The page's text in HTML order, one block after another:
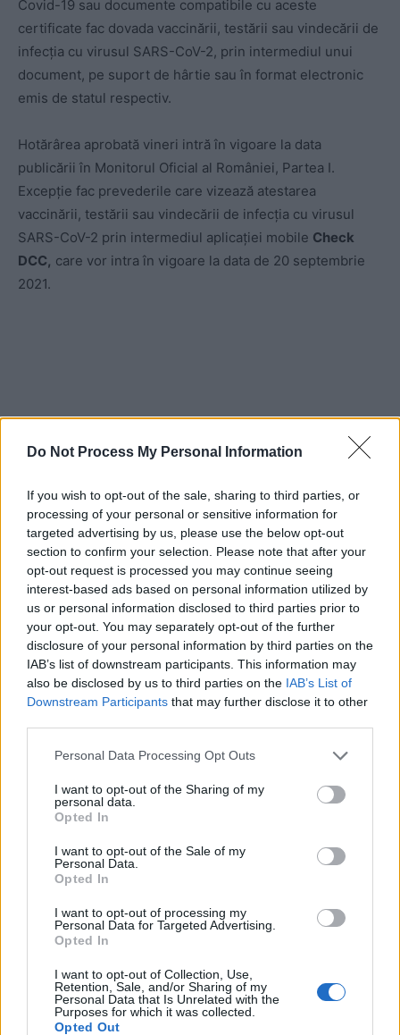
Do Not Process My Personal Information
If you wish to opt-out of the sale, sharing to third parties, or
processing of your personal or sensitive information for
targeted advertising by us, please use the below opt-out
section to confirm your selection. Please note that after your
opt-out request is processed you may continue seeing
interest-based ads based on personal information utilized by
us or personal information disclosed to third parties prior to
your opt-out. You may separately opt-out of the further
disclosure of your personal information by third parties on the
IAB’s list of downstream participants. This information may
also be disclosed by us to third parties on the IAB’s List of
Downstream Participants that may further disclose it to other
Personal Data Processing Opt Outs
I want to opt-out of the Sharing of my
personal data.
Opted In
I want to opt-out of the Sale of my
Personal Data.
Opted In
I want to opt-out of processing my
Personal Data for Targeted Advertising.
Opted In
I want to opt-out of Collection, Use,
Retention, Sale, and/or Sharing of my
Personal Data that Is Unrelated with the
Purposes for which it was collected.
Opted Out
Covid-19 sau documente compatibile cu aceste
certificate fac dovada vaccinării, testării sau vindecării de
infecția cu virusul SARS-CoV-2, prin intermediul unui
document, pe suport de hârtie sau în format electronic
emis de statul respectiv.
Hotărârea aprobată vineri intră în vigoare la data
publicării în Monitorul Oficial al României, Partea I.
Excepție fac prevederile care vizează atestarea
vaccinării, testării sau vindecării de infecția cu virusul
SARS-CoV-2 prin intermediul aplicaţiei mobile Check
DCC, care vor intra în vigoare la data de 20 septembrie
2021.
ad
Puteți susține ZIARISTII.COM făcând
odonație AICI.Vă mulțumim!
CITIȚI ȘI:
Soluția ieșirii din criză: „Iohannis să-și
recunoască greșelile făcute, să renunțe la Cîțu
se îndreaptă spre dezastru”
CTP: „Cîțu e respingător. Afectează imaginea,
scorul electoral și încrederea în PNL și în
Guvern, chiar dacă nu gândește rău din punct